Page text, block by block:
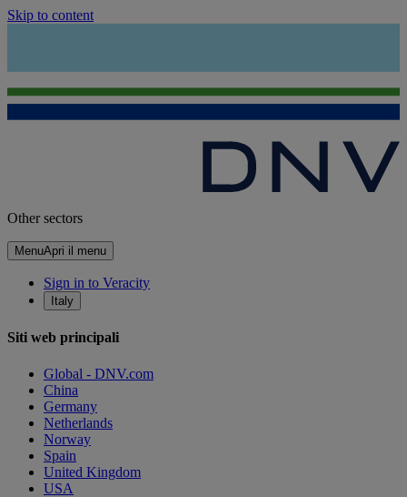
Skip to content
Other sectors
MenuApri il menu
Sign in to Veracity
Italy
Siti web principali
Global - DNV.com
China
Germany
Netherlands
Norway
Spain
United Kingdom
USA